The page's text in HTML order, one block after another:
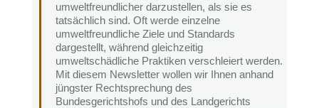
umweltfreundlicher darzustellen, als sie es
tatsächlich sind. Oft werde einzelne
umweltfreundliche Ziele und Standards
dargestellt, während gleichzeitig
umweltschädliche Praktiken verschleiert werden.
Mit diesem Newsletter wollen wir Ihnen anhand
jüngster Rechtsprechung des
Bundesgerichtshofs und des Landgerichts